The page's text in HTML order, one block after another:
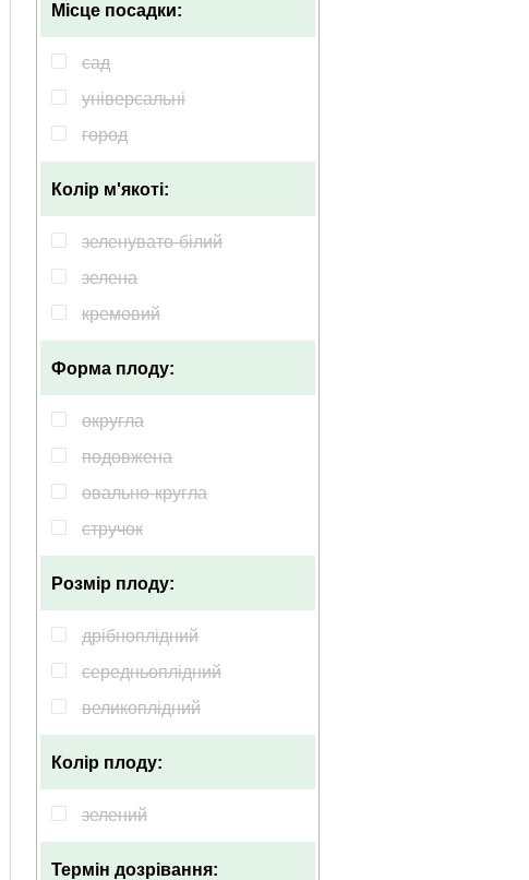
Місце посадки:
сад
універсальні
город
Колір м'якоті:
зеленувато-білий
зелена
кремовий
Форма плоду:
округла
подовжена
овально-кругла
стручок
Розмір плоду:
дрібноплідний
середньоплідний
великоплідний
Колір плоду:
зелений
Термін дозрівання: